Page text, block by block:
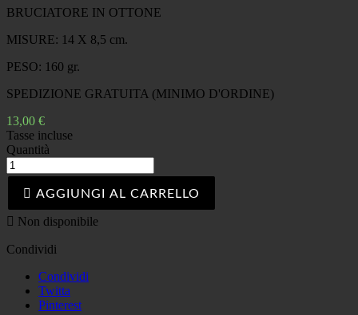
BRUCIATORE IN OTTONE
MISURE: 14 X 8,5 cm.
PESO: 160 gr.
SPEDIZIONE GRATUITA (MINIMO D'ORDINE)
13,00 €
Tasse incluse
Quantità
AGGIUNGI AL CARRELLO
 Non disponibile
Condividi
Condividi
Twitta
Pinterest